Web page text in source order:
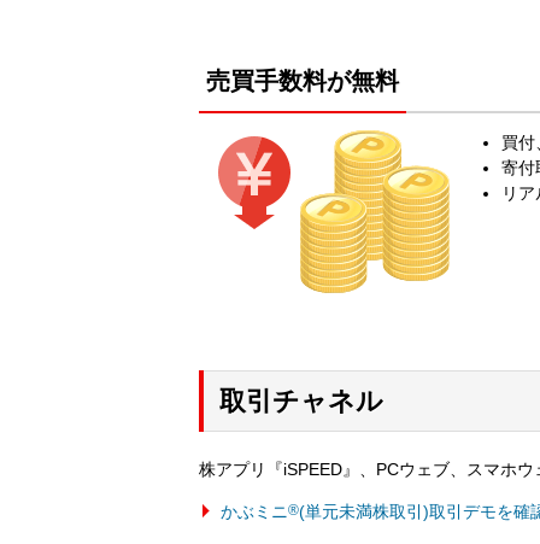
売買手数料が無料
買付
寄付
リ
取引チャネル
株アプリ『iSPEED』、PCウェブ、スマホ
かぶミニ®(単元未満株取引)取引デモを確